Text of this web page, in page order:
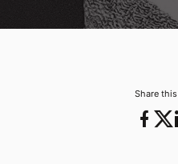
Share this